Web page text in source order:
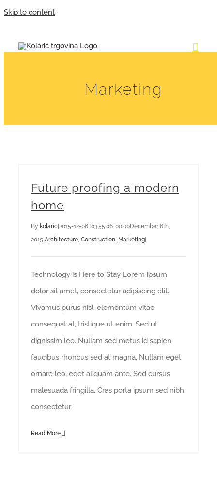
Skip to content
Marketing
Future proofing a modern
home
By kolaric 2015-12-06T03:55:06+00:00December 6th,
2015 Architecture, Construction, Marketing
Technology is Here to Stay Lorem ipsum
dolor sit amet, consectetur adipiscing elit.
Vivamus purus nisl, elementum vitae
consequat at, tristique ut enim. Sed ut
dignissim leo. Nullam sed metus id sapien
faucibus rhoncus sed at magna. Nullam eget
ornare leo, eget aliquam ante. Sed cursus
malesuada fringilla. Cras porta ipsum sed nibh
consectetur,
Read More